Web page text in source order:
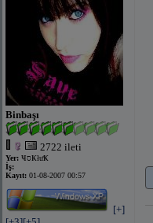
Binbaşı
2722 ileti
Yer:
ҸסҜłưҜ
İş:
Kayıt: 01-08-2007 00:57
[+]